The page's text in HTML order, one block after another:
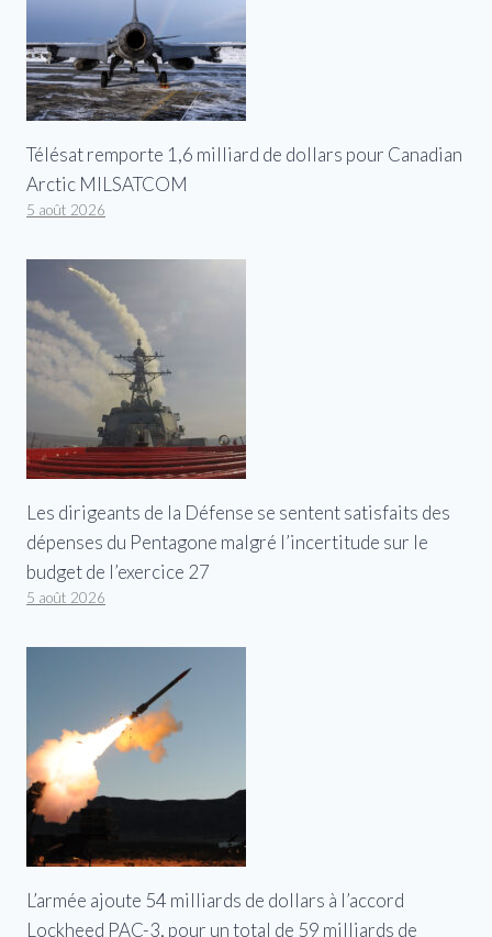
Télésat remporte 1,6 milliard de dollars pour Canadian
Arctic MILSATCOM
5 août 2026
Les dirigeants de la Défense se sentent satisfaits des
dépenses du Pentagone malgré l’incertitude sur le
budget de l’exercice 27
5 août 2026
L’armée ajoute 54 milliards de dollars à l’accord
Lockheed PAC-3, pour un total de 59 milliards de